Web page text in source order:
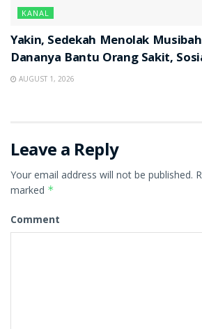
KANAL
Yakin, Sedekah Menolak
Dananya Bantu Orang Sakit,
AUGUST 1, 2026
Leave a Reply
Your email address will not be published.
marked *
Comment